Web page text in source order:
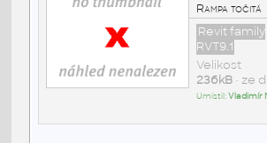
Rampa točitá
Revit family
RVT9.1
Velikost
236kB• ze
Umístil:Vladimír